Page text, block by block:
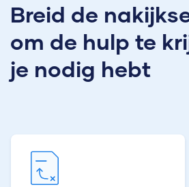
Breid de
om de hulp te
je nodig hebt
Erica heeft Nederlands
tot de top van Scribbrs